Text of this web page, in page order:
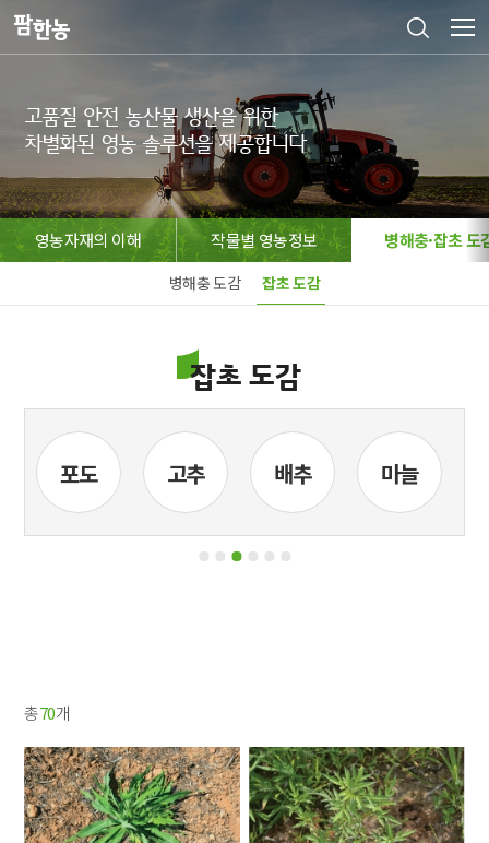
고품질 안전 농산물 생산을 위한
차별화된 영농 솔루션을 제공합니다
영농자재의 이해 작물별 영농정보 병해충·잡초 도
병해충 도감 잡초 도감
잡초 도감
포도 고추 배추 마늘
총70개